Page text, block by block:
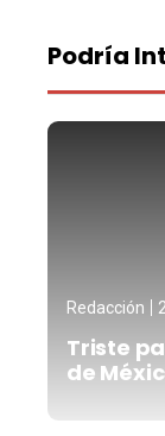
Podría
Redacción
Triste
de